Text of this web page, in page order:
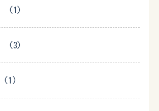
(1)
(3)
(1)